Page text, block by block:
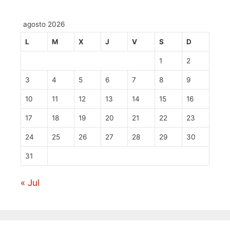
agosto 2026
L M X J V S D
1 2
3 4 5 6 7 8 9
10 11 12 13 14 15 16
17 18 19 20 21 22 23
24 25 26 27 28 29 30
31
« Jul